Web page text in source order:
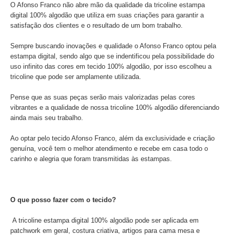
O Afonso Franco não abre mão da qualidade da tricoline estampa
digital 100% algodão que utiliza em suas criações para garantir a
satisfação dos clientes e o resultado de um bom trabalho.
Sempre buscando inovações e qualidade o Afonso Franco optou pela
estampa digital, sendo algo que se indentificou pela possibilidade do
uso infinito das cores em tecido 100% algodão, por isso escolheu a
tricoline que pode ser amplamente utilizada.
Pense que as suas peças serão mais valorizadas pelas cores
vibrantes e a qualidade de nossa tricoline 100% algodão diferenciando
ainda mais seu trabalho.
Ao optar pelo tecido Afonso Franco, além da exclusividade e criação
genuína, você tem o melhor atendimento e recebe em casa todo o
carinho e alegria que foram transmitidas às estampas.
O que posso fazer com o tecido?
A tricoline estampa digital 100% algodão pode ser aplicada em
patchwork em geral, costura criativa, artigos para cama mesa e